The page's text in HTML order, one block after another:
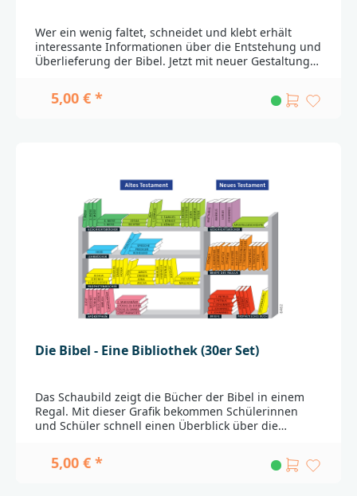
Kindergottesdienst und in Bibelgruppen für Kinder
in der Altersgruppe 7-12 Jahre.Folgende Themen
sind im Heft "Mit der Bibel um die Welt"
enthalten:Persönliche und Mut machende
Bezug zur BibelMit Paulus auf den Spuren der
frühen Bibelverbreitung nach EuropaFrederik und
Kinderkirche/den Kindergottesdienst zur
Verfügung._______________________________________________
______________Bei Fragen zur Produktsicherheit
wenden Sie sich bitte an:Deutsche
BibelgesellschaftBalinger Str. 31 A70567
Stuttgartproduktsicherheit@dbg.de
Wer ein wenig faltet, schneidet und klebt erhält
interessante Informationen über die Entstehung und
Überlieferung der Bibel. Jetzt mit neuer Gestaltung
Bastelanleitung._________________________________________
____________________Bei Fragen zur Produktsicherheit
5,00 € *
Die Bibel - Eine Bibliothek (30er Set)
Das Schaubild zeigt die Bücher der Bibel in einem
Regal. Mit dieser Grafik bekommen Schülerinnen
und Schüler schnell einen Überblick über die
bestehend aus 30
Exemplaren.______________________________________________
5,00 € *